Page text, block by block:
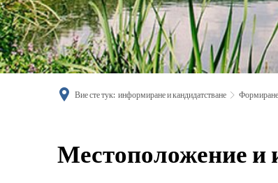
Вие сте тук: информиране и кандидатстване
Местоположение
Местоположение и